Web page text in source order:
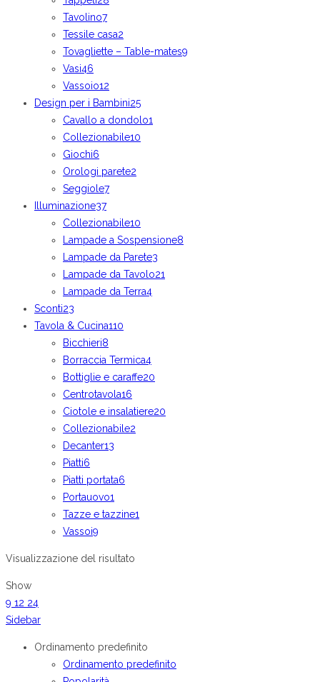
Tavolino7
Tessile casa2
Tovagliette – Table-mates9
Vasi46
Vassoio12
Design per i Bambini25
Cavallo a dondolo1
Collezionabile10
Giochi6
Orologi parete2
Seggiole7
Illuminazione37
Collezionabile10
Lampade a Sospensione8
Lampade da Parete3
Lampade da Tavolo21
Lampade da Terra4
Sconti23
Tavola & Cucina110
Bicchieri8
Borraccia Termica4
Bottiglie e caraffe20
Centrotavola16
Ciotole e insalatiere20
Collezionabile2
Decanter13
Piatti6
Piatti portata6
Portauovo1
Tazze e tazzine1
Vassoi9
Visualizzazione del risultato
Show
9 12 24
Sidebar
Ordinamento predefinito
Ordinamento predefinito